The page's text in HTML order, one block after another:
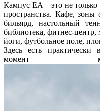
Кампус EA – это не
пространства. Кафе, зоны
бильярд, настольный
библиотека, фитнес-
йоги, футбольное поле,
Здесь есть
момент